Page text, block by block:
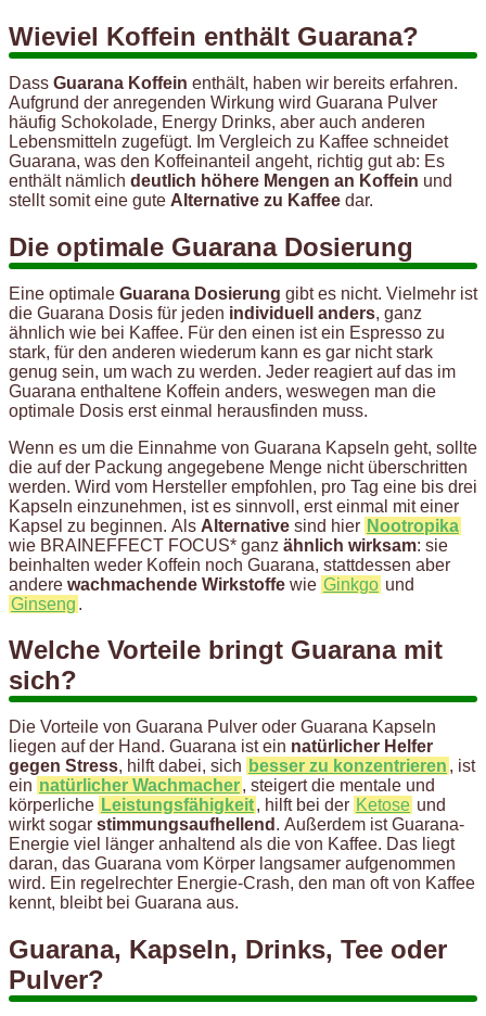
Wieviel Koffein enthält Guarana?
Dass Guarana Koffein enthält, haben wir bereits erfahren.
Aufgrund der anregenden Wirkung wird Guarana Pulver
häufig Schokolade, Energy Drinks, aber auch anderen
Lebensmitteln zugefügt. Im Vergleich zu Kaffee schneidet
Guarana, was den Koffeinanteil angeht, richtig gut ab: Es
enthält nämlich deutlich höhere Mengen an Koffein und
stellt somit eine gute Alternative zu Kaffee dar.
Die optimale Guarana Dosierung
Eine optimale Guarana Dosierung gibt es nicht. Vielmehr ist
die Guarana Dosis für jeden individuell anders, ganz
ähnlich wie bei Kaffee. Für den einen ist ein Espresso zu
stark, für den anderen wiederum kann es gar nicht stark
genug sein, um wach zu werden. Jeder reagiert auf das im
Guarana enthaltene Koffein anders, weswegen man die
optimale Dosis erst einmal herausfinden muss.
Wenn es um die Einnahme von Guarana Kapseln geht, sollte
die auf der Packung angegebene Menge nicht überschritten
werden. Wird vom Hersteller empfohlen, pro Tag eine bis drei
Kapseln einzunehmen, ist es sinnvoll, erst einmal mit einer
Kapsel zu beginnen. Als Alternative sind hier Nootropika
wie BRAINEFFECT FOCUS* ganz ähnlich wirksam: sie
beinhalten weder Koffein noch Guarana, stattdessen aber
andere wachmachende Wirkstoffe wie Ginkgo und
Ginseng .
Welche Vorteile bringt Guarana mit
sich?
Die Vorteile von Guarana Pulver oder Guarana Kapseln
liegen auf der Hand. Guarana ist ein natürlicher Helfer
gegen Stress, hilft dabei, sich besser zu konzentrieren , ist
ein natürlicher Wachmacher, steigert die mentale und
körperliche Leistungsfähigkeit, hilft bei der Ketose und
wirkt sogar stimmungsaufhellend . Außerdem ist Guarana-
Energie viel länger anhaltend als die von Kaffee. Das liegt
daran, das Guarana vom Körper langsamer aufgenommen
wird. Ein regelrechter Energie-Crash, den man oft von Kaffee
kennt, bleibt bei Guarana aus.
Guarana, Kapseln, Drinks, Tee oder
Pulver?